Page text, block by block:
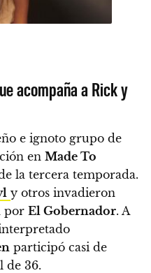
acompaña a Rick y
e ignoto grupo de
en Made To
la tercera temporada.
y otros invadieron
por El Gobernador. A
participó casi de
de 36.